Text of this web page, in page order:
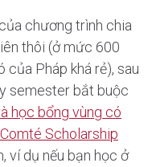
chương trình chia
thôi (ở mức 600
Pháp khá rẻ), sau
semester bắt buộc
học bổng vùng có
Scholarship
ví dụ nếu bạn học ở